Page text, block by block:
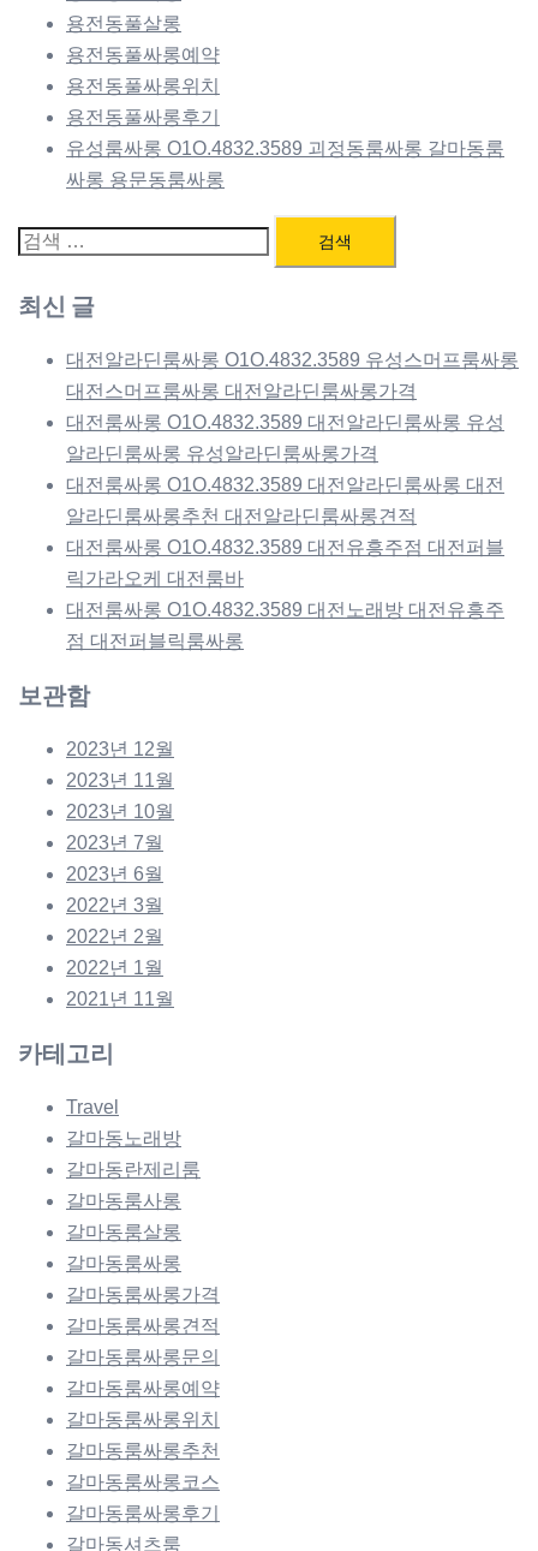
용전동풀살롱
용전동풀싸롱예약
용전동풀싸롱위치
용전동풀싸롱후기
유성룸싸롱 O1O.4832.3589 괴정동룸싸롱 갈마동룸
싸롱 용문동룸싸롱
검
최신 글
대전알라딘룸싸롱 O1O.4832.3589 유성스머프룸싸롱
대전스머프룸싸롱 대전알라딘룸싸롱가격
대전룸싸롱 O1O.4832.3589 대전알라딘룸싸롱 유성
알라딘룸싸롱 유성알라딘룸싸롱가격
대전룸싸롱 O1O.4832.3589 대전알라딘룸싸롱 대전
알라딘룸싸롱추천 대전알라딘룸싸롱견적
대전룸싸롱 O1O.4832.3589 대전유흥주점 대전퍼블
릭가라오케 대전룸바
대전룸싸롱 O1O.4832.3589 대전노래방 대전유흥주
점 대전퍼블릭룸싸롱
보관함
2023년 12월
2023년 11월
2023년 10월
2023년 7월
2023년 6월
2022년 3월
2022년 2월
2022년 1월
2021년 11월
카테고리
Travel
갈마동노래방
갈마동란제리룸
갈마동룸사롱
갈마동룸살롱
갈마동룸싸롱
갈마동룸싸롱가격
갈마동룸싸롱견적
갈마동룸싸롱문의
갈마동룸싸롱예약
갈마동룸싸롱위치
갈마동룸싸롱추천
갈마동룸싸롱코스
갈마동룸싸롱후기
갈마동셔츠룸